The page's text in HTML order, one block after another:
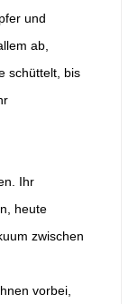
und
ab,
schüttelt, bis
Ihr
heute
zwischen
vorbei,